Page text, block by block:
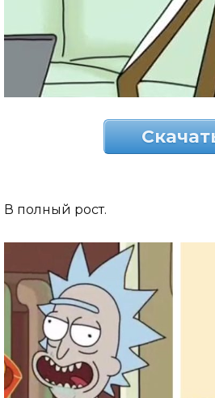
В полный рост.